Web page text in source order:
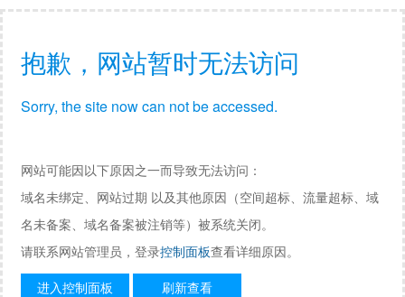
抱歉，网站暂时无法访问
Sorry, the site now can not be accessed.
网站可能因以下原因之一而导致无法访问：
域名未绑定、网站过期 以及其他原因（空间超标、流量超标、域
名未备案、域名备案被注销等）被系统关闭。
请联系网站管理员，登录控制面板查看详细原因。
进入控制面板
刷新查看